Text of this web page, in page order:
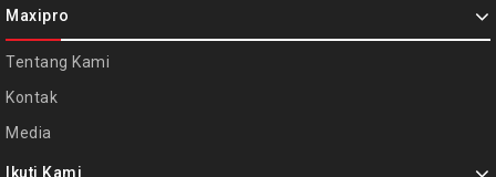
Maxipro
Tentang Kami
Kontak
Media
Ikuti Kami